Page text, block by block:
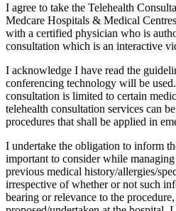
I agree to take the Telehealth
Medcare Hospitals & Medical
with a certified physician who is
consultation which is an interactive
I acknowledge I have read the
conferencing technology will be
consultation is limited to certain
telehealth consultation services can
procedures that shall be applied in
I undertake the obligation to inform
important to consider while managing
previous medical history/allergies/
irrespective of whether or not such
bearing or relevance to the